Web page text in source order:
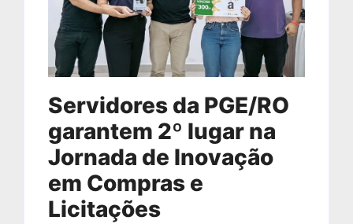
Servidores da PGE/RO
garantem 2º lugar na
Jornada de Inovação
em Compras e
Licitações